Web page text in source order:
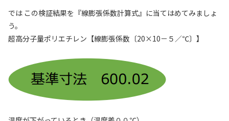
では この検証結果を『線膨張係数計算式』に当てはめてみましょ
う。
超高分子量ポリエチレン【線膨張係数〔20×10－５／℃〕】